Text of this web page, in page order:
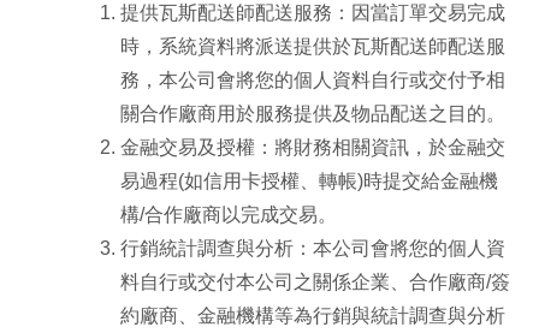
提供瓦斯配送師配送服務：因當訂單交易完成
時，系統資料將派送提供於瓦斯配送師配送服
務，本公司會將您的個人資料自行或交付予相
關合作廠商用於服務提供及物品配送之目的。
金融交易及授權：將財務相關資訊，於金融交
易過程(如信用卡授權、轉帳)時提交給金融機
構/合作廠商以完成交易。
行銷統計調查與分析：本公司會將您的個人資
料自行或交付本公司之關係企業、合作廠商/簽
約廠商、金融機構等為行銷與統計調查與分析